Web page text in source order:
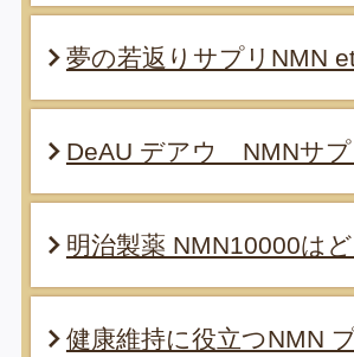
夢の若返りサプリNMN
DeAU デアウ NMNサプ
明治製薬 NMN10000は
健康維持に役立つNMN